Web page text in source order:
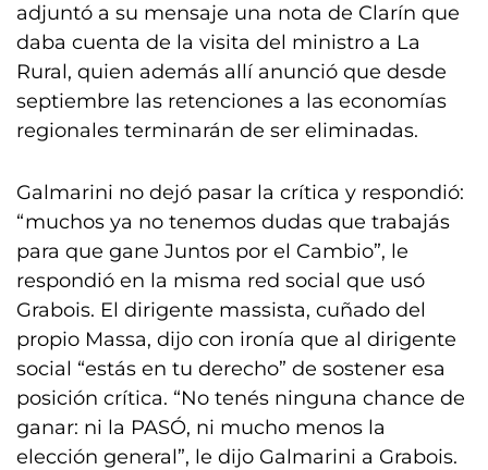
adjuntó a su mensaje una nota de Clarín que
daba cuenta de la visita del ministro a La
Rural, quien además allí anunció que desde
septiembre las retenciones a las economías
regionales terminarán de ser eliminadas.
Galmarini no dejó pasar la crítica y respondió:
“muchos ya no tenemos dudas que trabajás
para que gane Juntos por el Cambio”, le
respondió en la misma red social que usó
Grabois. El dirigente massista, cuñado del
propio Massa, dijo con ironía que al dirigente
social “estás en tu derecho” de sostener esa
posición crítica. “No tenés ninguna chance de
ganar: ni la PASÓ, ni mucho menos la
elección general”, le dijo Galmarini a Grabois.